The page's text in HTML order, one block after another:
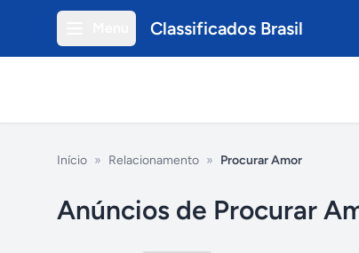
Classificados Brasil
Início » Relacionamento » Procurar Amor
Anúncios de Procurar